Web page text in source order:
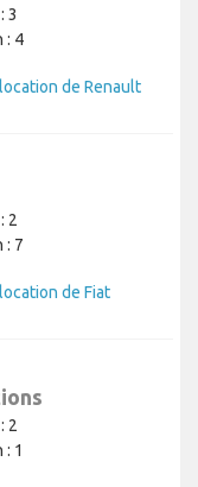
3
: 4
de Renault
2
: 7
de Fiat
2
1